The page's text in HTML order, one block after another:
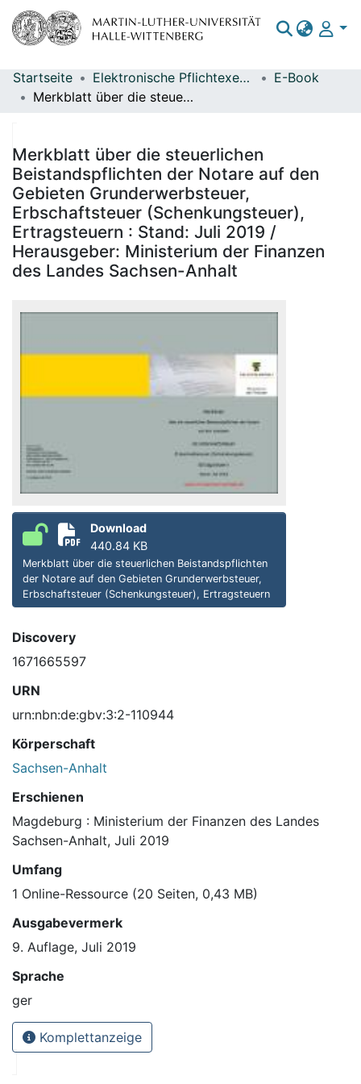
Bereiche & Sammlungen
Statistiken
Startseite Elektronische Pflichtexemplare
E-Book
Merkblatt über die steuerlichen Beistandspflichten der Notare auf den Gebieten Grunderwerbsteuer, Erbschaftsteuer (Schenkungsteuer), Ertragsteuern : Stand: Juli 2019 / Herausgeber: Ministerium der Finanzen des Landes Sachsen-Anhalt
Merkblatt über die steuerlichen
Beistandspflichten der Notare auf den
Gebieten Grunderwerbsteuer,
Erbschaftsteuer (Schenkungsteuer),
Ertragsteuern : Stand: Juli 2019 /
Herausgeber: Ministerium der Finanzen
des Landes Sachsen-Anhalt
Download
440.84 KB
Merkblatt über die steuerlichen Beistandspflichten
der Notare auf den Gebieten Grunderwerbsteuer,
Erbschaftsteuer (Schenkungsteuer), Ertragsteuern
Discovery
1671665597
URN
urn:nbn:de:gbv:3:2-110944
Körperschaft
Sachsen-Anhalt
Erschienen
Magdeburg : Ministerium der Finanzen des Landes
Sachsen-Anhalt, Juli 2019
Umfang
1 Online-Ressource (20 Seiten, 0,43 MB)
Ausgabevermerk
9. Auflage, Juli 2019
Sprache
ger
Komplettanzeige